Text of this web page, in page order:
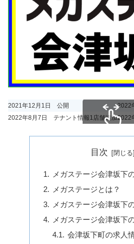
2021年12月1日 公開
2022
2022年8月7日 テナント情報1店舗追加2022
スクロールできま
目次
メガステージ会津坂下
メガステージとは？
メガステージ会津坂下
メガステージ会津坂下
会津坂下町の求人